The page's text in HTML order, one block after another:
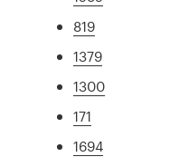
819
1379
1300
171
1694